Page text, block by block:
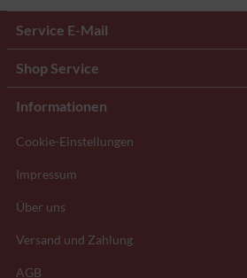
Service E-Mail
Shop Service
Informationen
Cookie-Einstellungen
Impressum
Über uns
Versand und Zahlung
AGB